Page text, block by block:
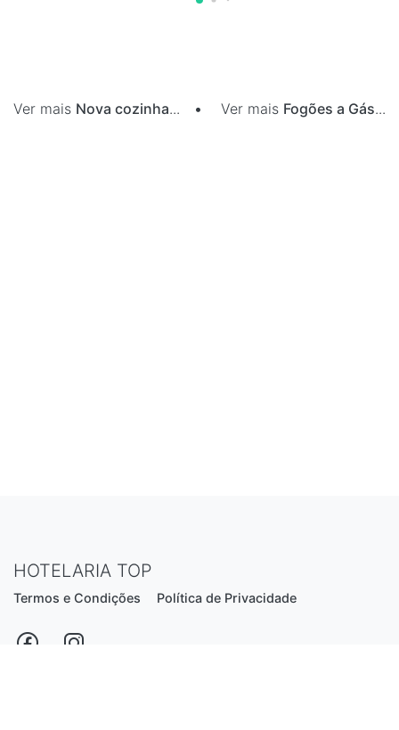
Ver mais Nova cozinha... • Ver mais Fogões a Gás...
HOTELARIA TOP
Termos e Condições Política de Privacidade